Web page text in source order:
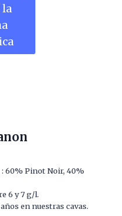
la
: 60% Pinot Noir, 40%
6 y 7 g/l.
en nuestras cavas.